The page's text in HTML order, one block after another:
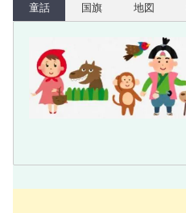
童話 国旗 地図